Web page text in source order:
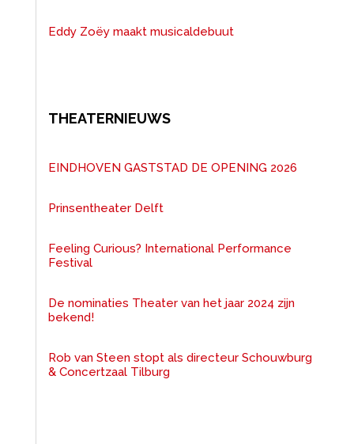
Eddy Zoëy maakt musicaldebuut
THEATERNIEUWS
EINDHOVEN GASTSTAD DE OPENING 2026
Prinsentheater Delft
Feeling Curious? International Performance
Festival
De nominaties Theater van het jaar 2024 zijn
bekend!
Rob van Steen stopt als directeur Schouwburg
& Concertzaal Tilburg